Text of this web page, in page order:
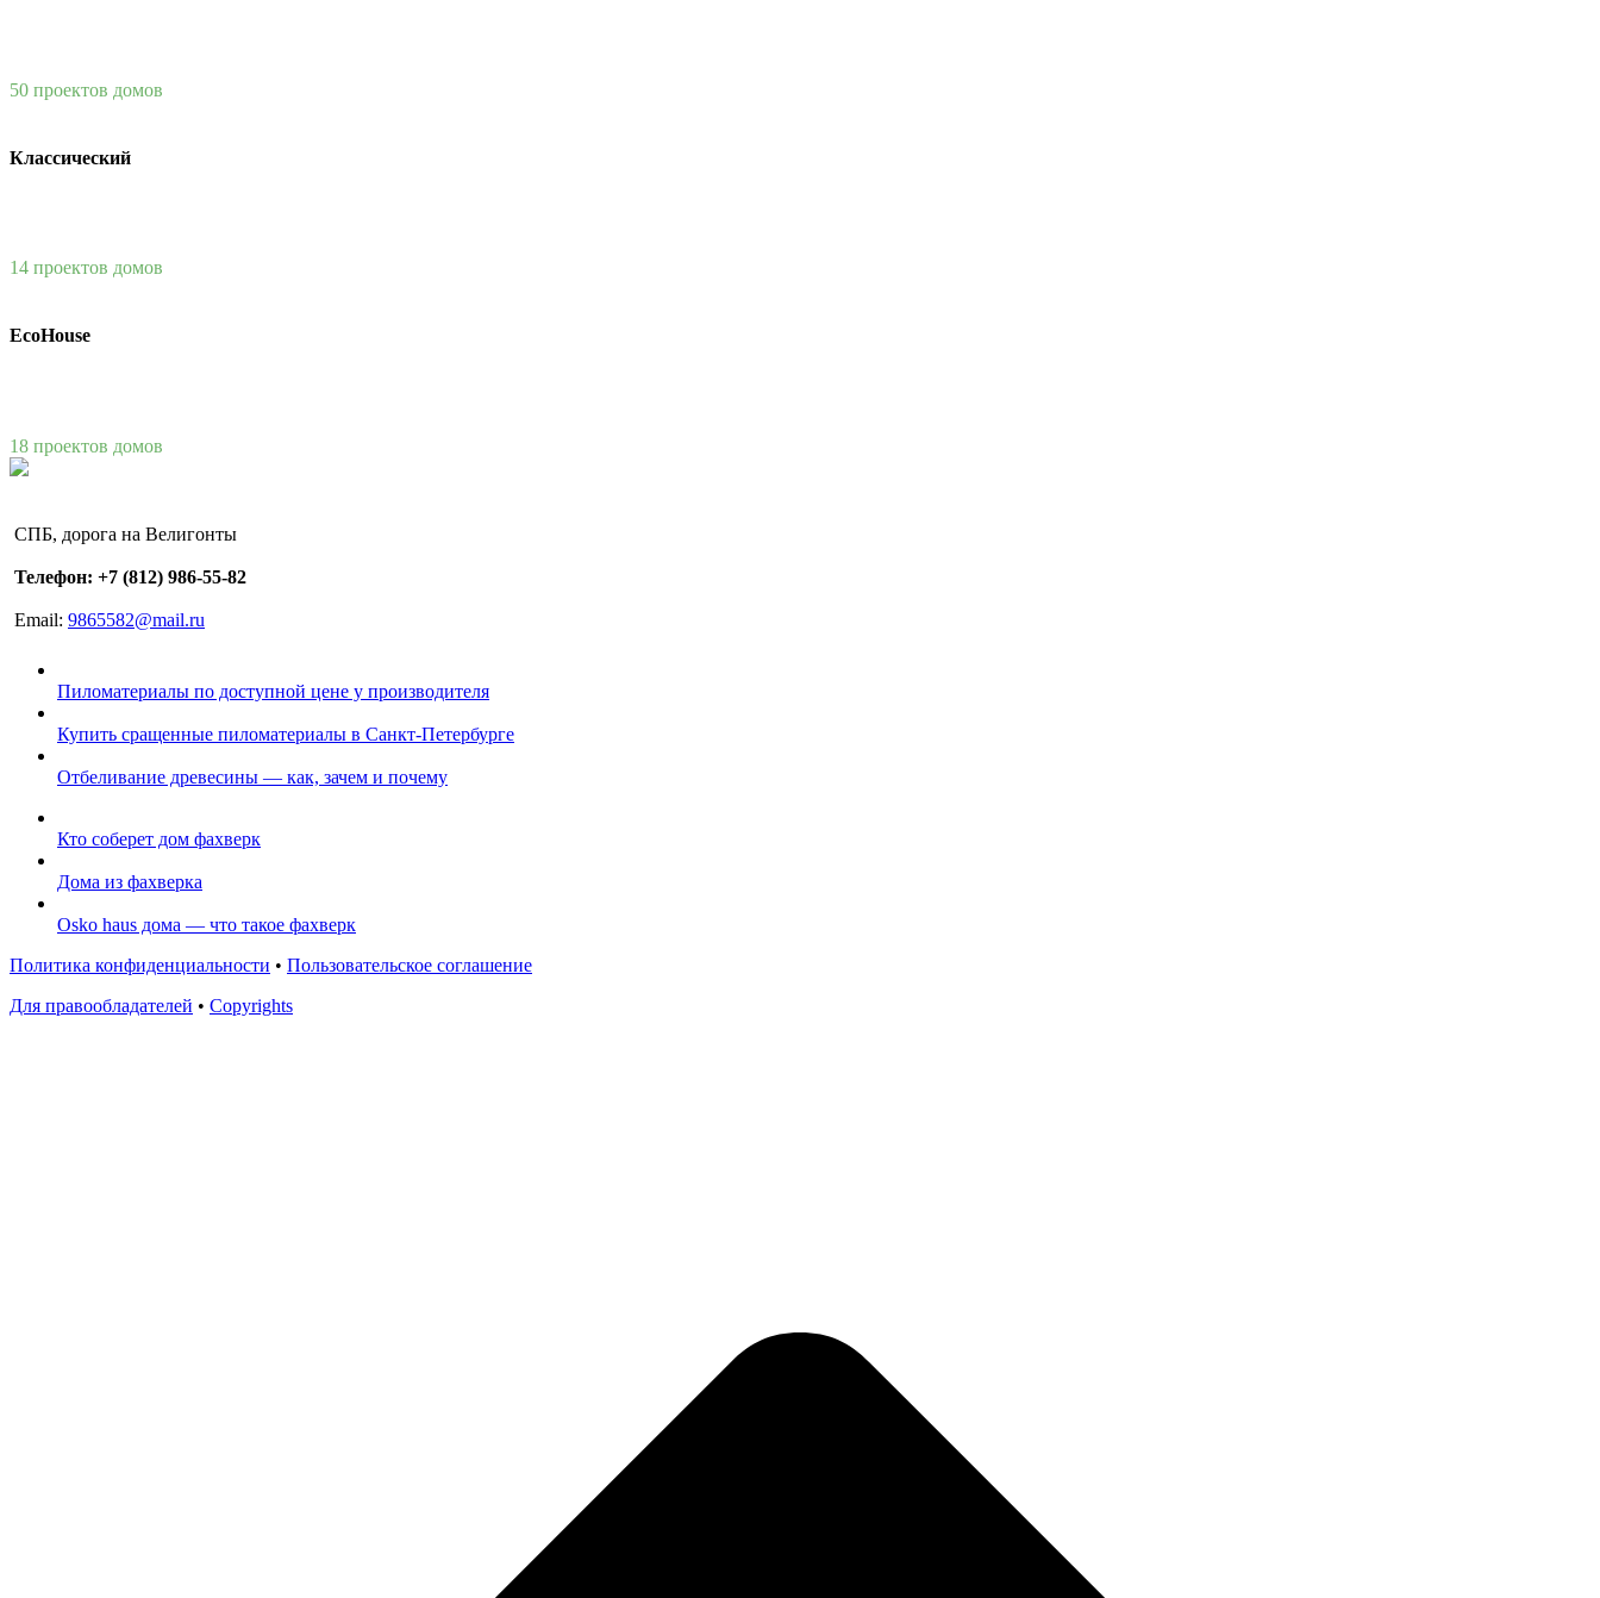
50 проектов домов
Классический
14 проектов домов
EcoHouse
18 проектов домов
СПБ, дорога на Велигонты
Телефон: +7 (812) 986-55-82
Email: 9865582@mail.ru
Пиломатериалы по доступной цене у производителя
Купить сращенные пиломатериалы в Санкт-Петербурге
Отбеливание древесины — как, зачем и почему
Кто соберет дом фахверк
Дома из фахверка
Osko haus дома — что такое фахверк
Политика конфиденциальности • Пользовательское соглашение
Для правообладателей • Copyrights